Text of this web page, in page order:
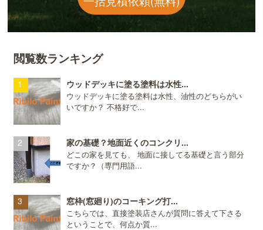
閲覧数ランキング
ウッドデッキに塗る塗料は水性...
ウッドデッキに塗る塗料は水性、油性のどちらがい
いですか？ 不格好で...
家の基礎？地面近くのコンクリ...
どこの家を見ても、 地面に接してる基礎と言う部分
ですか？（専門用語...
窓枠(窓廻り)のコーキング打...
こちらでは、直接塗装店さんが質問に答えて下さる
ということで、何点か質...